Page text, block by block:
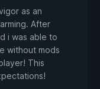
as an
After
i was able to
without mods
This